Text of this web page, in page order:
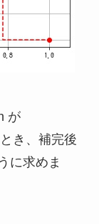
がP(r_1),
P(r_2),
\cdots,
P(r_N)
き、補完後
に求めま